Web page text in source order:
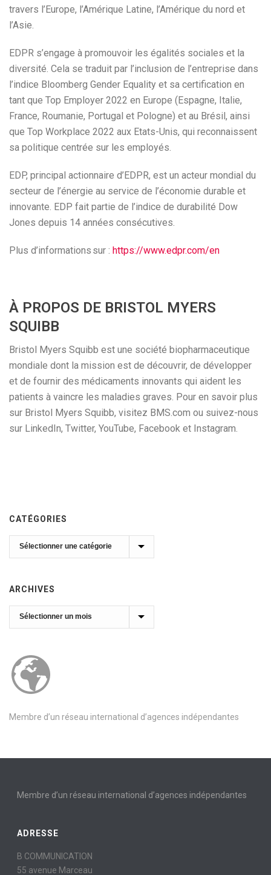
travers l’Europe, l’Amérique Latine, l’Amérique du nord et
l’Asie.
EDPR s’engage à promouvoir les égalités sociales et la
diversité. Cela se traduit par l’inclusion de l’entreprise dans
l’indice Bloomberg Gender Equality et sa certification en
tant que Top Employer 2022 en Europe (Espagne, Italie,
France, Roumanie, Portugal et Pologne) et au Brésil, ainsi
que Top Workplace 2022 aux Etats-Unis, qui reconnaissent
sa politique centrée sur les employés.
EDP, principal actionnaire d’EDPR, est un acteur mondial du
secteur de l’énergie au service de l’économie durable et
innovante. EDP fait partie de l’indice de durabilité Dow
Jones depuis 14 années consécutives.
Plus d’informations sur : https://www.edpr.com/en
À PROPOS DE BRISTOL MYERS
SQUIBB
Bristol Myers Squibb est une société biopharmaceutique
mondiale dont la mission est de découvrir, de développer
et de fournir des médicaments innovants qui aident les
patients à vaincre les maladies graves. Pour en savoir plus
sur Bristol Myers Squibb, visitez BMS.com ou suivez-nous
sur LinkedIn, Twitter, YouTube, Facebook et Instagram.
CATÉGORIES
Catégories
ARCHIVES
Archives
Membre d’un réseau international d’agences indépendantes
Membre d’un réseau international d’agences indépendantes
ADRESSE
B COMMUNICATION
55 avenue Marceau